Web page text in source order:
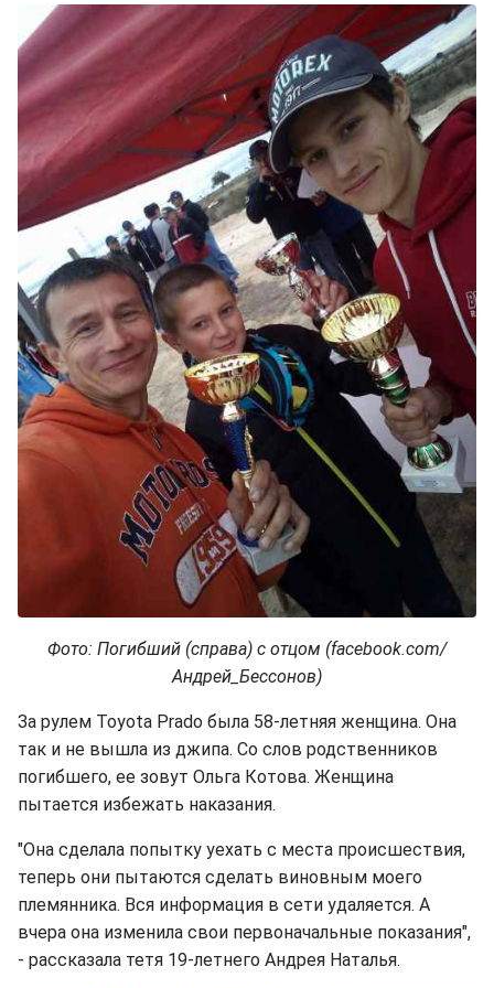
Фото: Погибший (справа) с отцом (facebook.com/
Андрей_Бессонов)
За рулем Toyota Prado была 58-летняя женщина. Она
так и не вышла из джипа. Со слов родственников
погибшего, ее зовут Ольга Котова. Женщина
пытается избежать наказания.
"Она сделала попытку уехать с места происшествия,
теперь они пытаются сделать виновным моего
племянника. Вся информация в сети удаляется. А
вчера она изменила свои первоначальные показания",
- рассказала тетя 19-летнего Андрея Наталья.